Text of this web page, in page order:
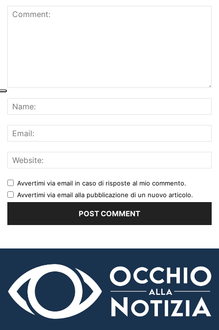
Avvertimi via email in caso di risposte al mio commento.
Avvertimi via email alla pubblicazione di un nuovo articolo.